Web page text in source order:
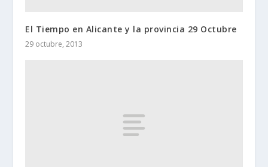
El Tiempo en Alicante y la provincia 29 Octubre
29 octubre, 2013